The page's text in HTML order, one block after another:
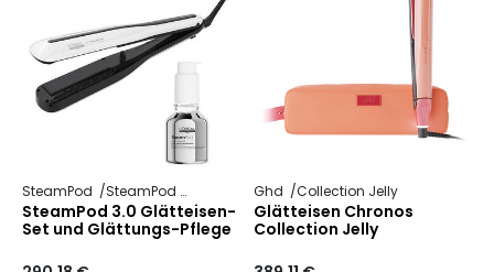
SteamPod SteamPod 3
SteamPod 3.0 Glätteisen-
Set und Glättungs-Pflege
Ghd Collection Jelly
Glätteisen Chronos
Collection Jelly